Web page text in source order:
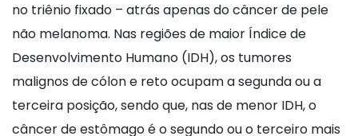
no triênio fixado – atrás apenas do câncer de pele
não melanoma. Nas regiões de maior Índice de
Desenvolvimento Humano (IDH), os tumores
malignos de cólon e reto ocupam a segunda ou a
terceira posição, sendo que, nas de menor IDH, o
câncer de estômago é o segundo ou o terceiro mais